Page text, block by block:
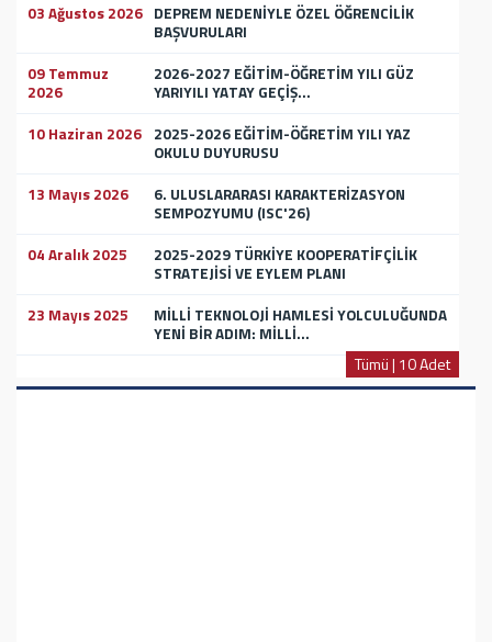
03 Ağustos 2026 DEPREM NEDENİYLE ÖZEL ÖĞRENCİLİK
BAŞVURULARI
09 Temmuz
2026
2026-2027 EĞİTİM-ÖĞRETİM YILI GÜZ
YARIYILI YATAY GEÇİŞ...
10 Haziran 2026 2025-2026 EĞİTİM-ÖĞRETİM YILI YAZ
OKULU DUYURUSU
13 Mayıs 2026
6. ULUSLARARASI KARAKTERİZASYON
SEMPOZYUMU (ISC'26)
04 Aralık 2025
2025-2029 TÜRKİYE KOOPERATİFÇİLİK
STRATEJİSİ VE EYLEM PLANI
23 Mayıs 2025
MİLLİ TEKNOLOJİ HAMLESİ YOLCULUĞUNDA
YENİ BİR ADIM: MİLLİ...
Tümü | 10 Adet